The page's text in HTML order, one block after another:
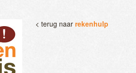
< terug naar rekenhulp